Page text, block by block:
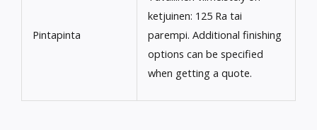
Pintapinta
ketjuinen: 125 Ra tai
parempi. Additional finishing
options can be specified
when getting a quote.